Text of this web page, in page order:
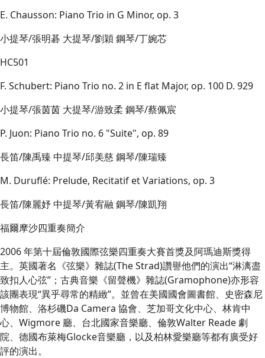
E. Chausson: Piano Trio in G Minor, op. 3
小提琴/張明碁 大提琴/劉穎 鋼琴/丁婉芯
HC501
F. Schubert: Piano Trio no. 2 in E flat Major, op. 100 D. 929
小提琴/張茵茵 大提琴/游致柔 鋼琴/蔡佩宸
P. Juon: Piano Trio no. 6 "Suite", op. 89
長笛/陳禹臻 中提琴/邱美慈 鋼琴/陳瑞臻
M. Duruflé: Prelude, Recitatif et Variations, op. 3
長笛/陳麗妤 中提琴/黃宥融 鋼琴/陳凱翔
福爾摩沙四重奏簡介
2006 年第十屆倫敦國際弦樂四重奏大賽首獎及阿瑪迪斯獎得
主。英國著名《弦樂》雜誌(The Strad)讚譽他們的演出“淋漓盡
致扣人心弦”；古典音樂《留聲機》雜誌(Gramophone)亦形容
該團表現“異乎尋常的精緻”。並曾在美國國會圖書館、史密森尼
博物館、洛杉磯Da Camera 協會、芝加哥文化中心、林肯中
心、Wigmore 廳、台北國家音樂廳、倫敦Walter Reade 劇
院、德國布萊梅Glocke音樂廳，以及柏林愛樂廳等都有廣受好
評的演出。